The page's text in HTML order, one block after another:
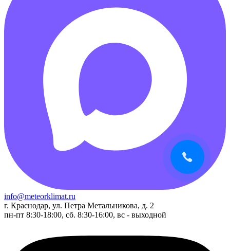
info@meteorklimat.ru
г. Краснодар, ул. Петра Метальникова, д. 2
пн-пт 8:30-18:00, сб. 8:30-16:00, вс - выходной